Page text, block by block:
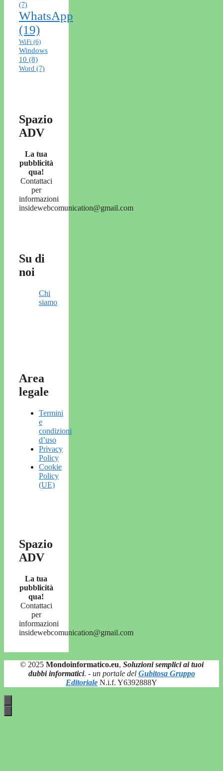
(7)
WhatsApp
(19)
WiFi (6)
Windows
10 (8)
Word (7)
Spazio
ADV
La tua
pubblicità
qua!
Contattaci
per
informazioni
insidewebcomunication@gmail.com
Su di
noi
Chi
siamo
Area
legale
Termini
e
condizioni
d’uso
Privacy
Policy
Cookie
Policy
(UE)
Spazio
ADV
La tua
pubblicità
qua!
Contattaci
per
informazioni
insidewebcomunication@gmail.com
© 2025 Mondoinformatico.eu, Soluzioni semplici ai tuoi
dubbi informatici. - un portale del Gubitosa Gruppo
Editoriale N.i.f. Y6392888Y